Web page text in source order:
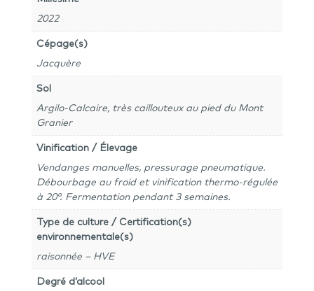
2022
Cépage(s)
Jacquère
Sol
Argilo-Calcaire, très caillouteux au pied du Mont
Granier
Vinification / Élevage
Vendanges manuelles, pressurage pneumatique.
Débourbage au froid et vinification thermo-régulée
à 20°. Fermentation pendant 3 semaines.
Type de culture / Certification(s)
environnementale(s)
raisonnée – HVE
Degré d’alcool